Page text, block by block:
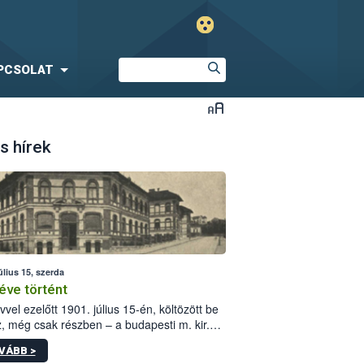
hírek
15, szerda
történt
ezelőtt 1901. július 15-én, költözött be
még csak részben – a budapesti m. kir.
állomás a Kis Rókus utca
alatti, Czigler Győző által tervezett új
>